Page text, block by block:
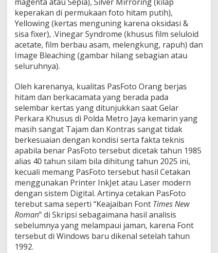
keperakan di permukaan foto hitam putih),
Yellowing (kertas menguning karena oksidasi &
sisa fixer), .Vinegar Syndrome (khusus film seluloid
acetate, film berbau asam, melengkung, rapuh) dan
Image Bleaching (gambar hilang sebagian atau
seluruhnya).
Oleh karenanya, kualitas PasFoto Orang berjas
hitam dan berkacamata yang berada pada
selembar kertas yang ditunjukkan saat Gelar
Perkara Khusus di Polda Metro Jaya kemarin yang
masih sangat Tajam dan Kontras sangat tidak
berkesuaian dengan kondisi serta fakta teknis
apabila benar PasFoto tersebut dicetak tahun 1985
alias 40 tahun silam bila dihitung tahun 2025 ini,
kecuali memang PasFoto tersebut hasil Cetakan
menggunakan Printer InkJet atau Laser modern
dengan sistem Digital. Artinya cetakan PasFoto
terebut sama seperti “Keajaiban Font Times New
Roman” di Skripsi sebagaimana hasil analisis
sebelumnya yang melampaui jaman, karena Font
tersebut di Windows baru dikenal setelah tahun
1992.